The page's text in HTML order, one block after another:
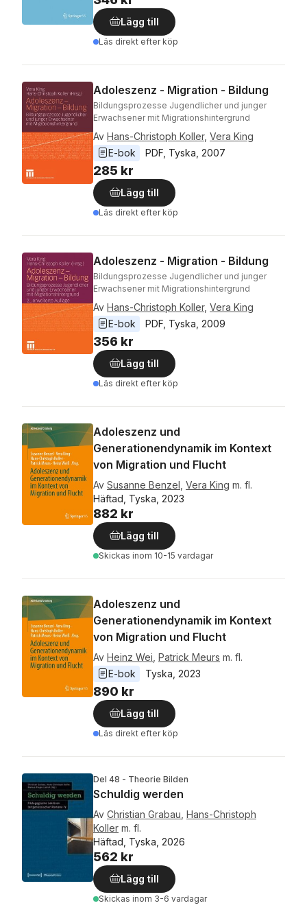
Lägg till
Läs direkt efter köp
Adoleszenz - Migration - Bildung
Bildungsprozesse Jugendlicher und junger
Erwachsener mit Migrationshintergrund
Av Hans-Christoph Koller, Vera King
E-bok
PDF Tyska 2007
285 kr
Lägg till
Läs direkt efter köp
Adoleszenz - Migration - Bildung
Bildungsprozesse Jugendlicher und junger
Erwachsener mit Migrationshintergrund
Av Hans-Christoph Koller, Vera King
E-bok
PDF Tyska 2009
356 kr
Lägg till
Läs direkt efter köp
Adoleszenz und
Generationendynamik im Kontext
von Migration und Flucht
Av Susanne Benzel Vera King m. fl.
Häftad, Tyska, 2023
882 kr
Lägg till
Skickas inom 10-15 vardagar
Adoleszenz und
Generationendynamik im Kontext
von Migration und Flucht
Av Heinz Wei Patrick Meurs m. fl.
E-bok
Tyska 2023
890 kr
Lägg till
Läs direkt efter köp
Del 48 - Theorie Bilden
Schuldig werden
Av Christian Grabau Hans-Christoph
Koller m. fl.
Häftad, Tyska, 2026
562 kr
Lägg till
Skickas inom 3-6 vardagar